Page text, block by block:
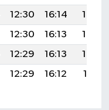
12:30 16:14
19:16
12:30 16:13
19:14
12:29 16:13
19:13
12:29 16:12 19:11